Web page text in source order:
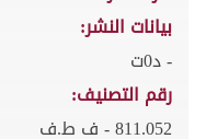
بيانات النشر:
- د0ت
رقم التصنيف:
811.052 - ف ط.ف